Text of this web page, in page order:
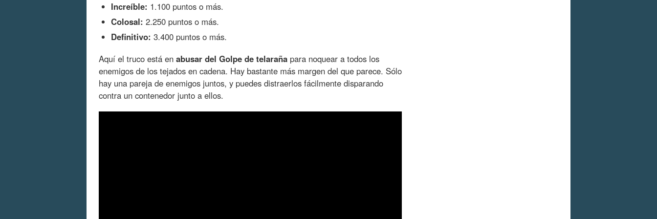
Increíble: 1.100 puntos o más.
Colosal: 2.250 puntos o más.
Definitivo: 3.400 puntos o más.
Aquí el truco está en abusar del Golpe de telaraña para noquear a todos los
enemigos de los tejados en cadena. Hay bastante más margen del que parece. Sólo
hay una pareja de enemigos juntos, y puedes distraerlos fácilmente disparando
contra un contenedor junto a ellos.